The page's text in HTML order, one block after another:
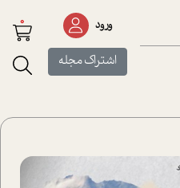
ورود
اشتراک مجله
0